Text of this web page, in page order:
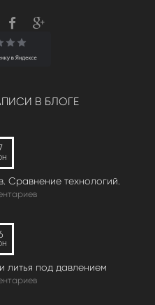
В БЛОГЕ
Сравнение технологий.
литья под давлением